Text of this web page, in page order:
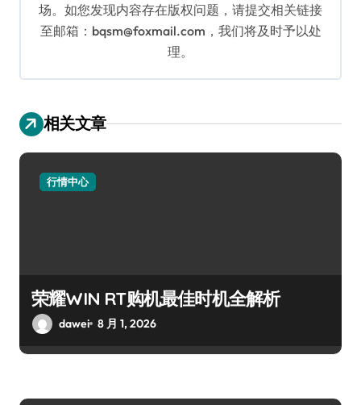
场。如您发现内容存在版权问题，请提交相关链接
至邮箱：bqsm@foxmail.com，我们将及时予以处
理。
相关文章
行情中心
荣耀WIN RT购机最佳时机全解析
dawei 8 月 1, 2026